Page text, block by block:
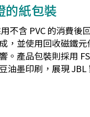
的紙包裝
不含 PVC 的消費後
，並使用回收磁鐵元
。產品包裝則採用
油墨印刷，展現 JBL